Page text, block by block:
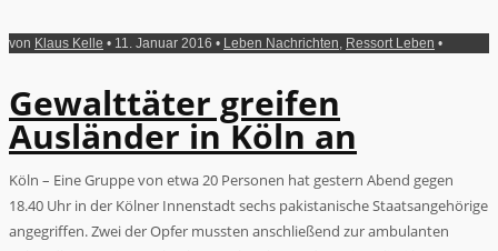
von Klaus Kelle • 11. Januar 2016 • Leben Nachrichten Ressort Leben •
Gewalttäter greifen
Ausländer in Köln an
Köln – Eine Gruppe von etwa 20 Personen hat gestern Abend gegen
18.40 Uhr in der Kölner Innenstadt sechs pakistanische Staatsangehörige
angegriffen. Zwei der Opfer mussten anschließend zur ambulanten